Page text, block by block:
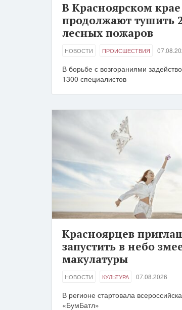
В Красноярском крае
продолжают тушить
лесных пожаров
НОВОСТИ ПРОИСШЕСТВИЯ
В борьбе с возгораниями
1300 специалистов
Красноярцев
запустить в небо
макулатуры
НОВОСТИ КУЛЬТУРА 07.08.2026
В регионе стартовала
«БумБатл»